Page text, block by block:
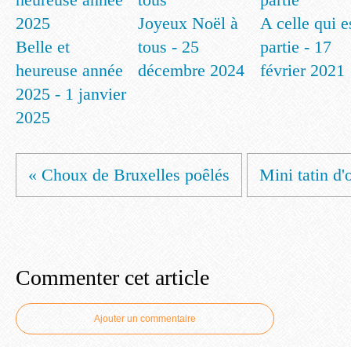
Belle et
heureuse année
2025 - 1 janvier
2025
Joyeux Noël à
tous - 25
décembre 2024
A celle qui
partie - 17
février 2021
« Choux de Bruxelles poêlés Mini tatin
Commenter cet article
Ajouter un commentaire